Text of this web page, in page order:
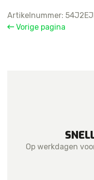
12
Mini
Artikelnummer:
Vorige pagina
Op werkdagen